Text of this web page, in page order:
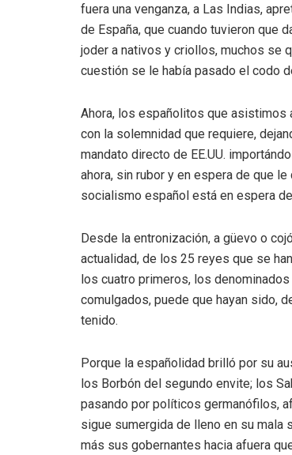
fuera una venganza, a Las Indias,
de España, que cuando tuvieron que
joder a nativos y criollos, muchos se
cuestión se le había pasado el codo
Ahora, los españolitos que asistimos
con la solemnidad que requiere,
mandato directo de EE.UU.
ahora, sin rubor y en espera de que
socialismo español está en espera
Desde la entronización, a güevo o
actualidad, de los 25 reyes que se
los cuatro primeros, los
comulgados, puede que hayan sido,
tenido.
Porque la españolidad brilló por su
los Borbón del segundo envite; los
pasando por políticos germanófilos,
sigue sumergida de lleno en su mala
más sus gobernantes hacia afuera